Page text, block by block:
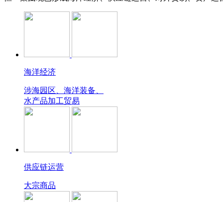
海洋经济
涉海园区、海洋装备、
水产品加工贸易
供应链运营
大宗商品